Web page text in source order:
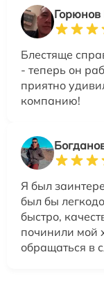
Горюнов
Блестяще
- теперь он
приятно
компанию!
Я был
был бы
быстро,
починили мой
обращаться в